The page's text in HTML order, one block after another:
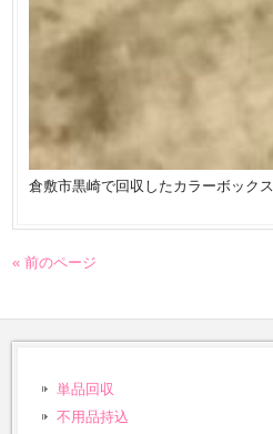
倉敷市黒崎で回収したカラーボックス
« 前のページ
単品回収
不用品持込